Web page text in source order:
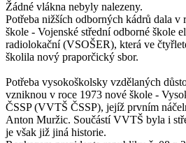
Žádné vlákna nebyly nalezeny.
Potřeba nižších odborných kádrů dala v
škole - Vojenské střední odborné škole
radiolokační (VSOŠER), která ve
školila nový praporčický sbor.
Potřeba vysokoškolsky vzdělaných
vzniknou v roce 1973 nové škole -
ČSSP (VVTŠ ČSSP), jejíž prvním
Anton Muržic. Součástí VVTŠ byla i
je však již jiná historie.